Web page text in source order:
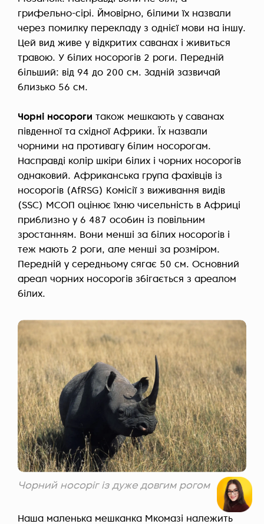
грифельно-сірі. Ймовірно, білими їх назвали
через помилку перекладу з однієї мови на іншу.
Цей вид живе у відкритих саванах і живиться
травою. У білих носорогів 2 роги. Передній
більший: від 94 до 200 см. Задній зазвичай
близько 56 см.
Чорні носороги також мешкають у саванах
південної та східної Африки. Їх назвали
чорними на противагу білим носорогам.
Насправді колір шкіри білих і чорних носорогів
однаковий. Африканська група фахівців із
носорогів (AfRSG) Комісії з виживання видів
(SSC) МСОП оцінює їхню чисельність в Африці
приблизно у 6 487 особин із повільним
зростанням. Вони менші за білих носорогів і
теж мають 2 роги, але менші за розміром.
Передній у середньому сягає 50 см. Основний
ареал чорних носорогів збігається з ареалом
білих.
Чорний носоріг із дуже довгим рогом
Наша маленька мешканка Мкомазі належить